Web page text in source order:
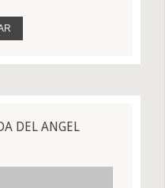
DEL ANGEL